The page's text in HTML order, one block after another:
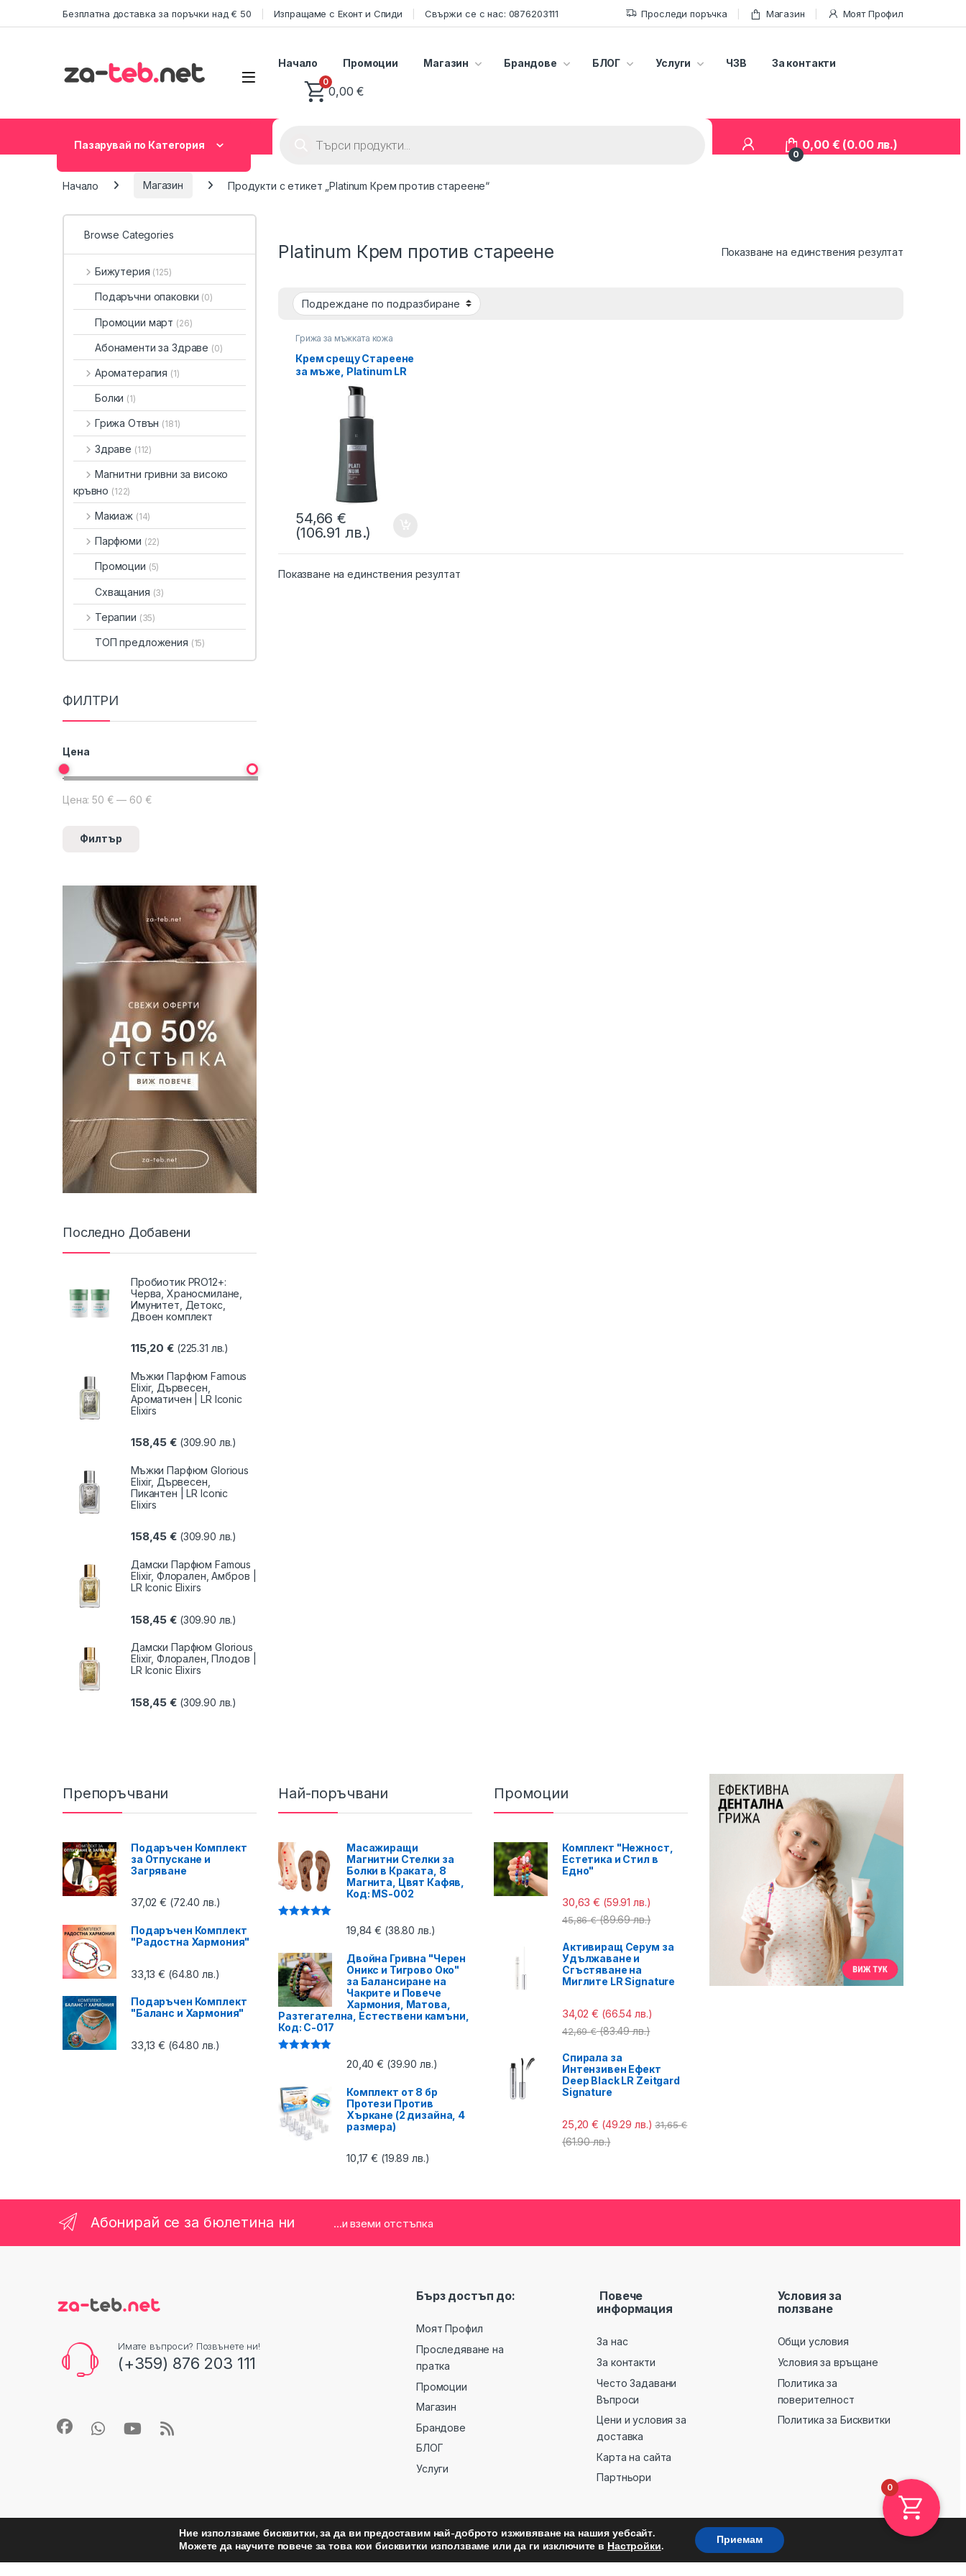
Безплатна доставка за поръчки над € 50 Изпращаме с Еконт и Спиди Свържи се с нас: 0876203111 Проследи поръчка Магазин Моят Профил
Начало Промоции Магазин Брандове БЛОГ Услуги ЧЗВ За контакти
0
0,00€
Пазарувай по Категория
0
0,00 € (0.00 лв.)
Начало Магазин Продукти с етикет „Platinum Крем против стареене“
Platinum Крем против стареене Показване на единствения резултат
Грижа за мъжката кожа
Крем срещу Стареене
за мъже, Platinum LR
ZEITGARD
54,66€
(106.91 лв.)
Показване на единствения резултат
Browse Categories
Бижутерия (125)
Подаръчни опаковки (0)
Промоции март (26)
Абонаменти за Здраве (0)
Ароматерапия (1)
Болки (1)
Грижа Отвън (181)
Здраве (112)
Магнитни гривни за високо
кръвно (122)
Макиаж (14)
Парфюми (22)
Промоции (5)
Схващания (3)
Терапии (35)
ТОП предложения (15)
ФИЛТРИ
Цена
Минимална цена
Максимална цена
Филтър
Цена:50 € — 60 €
Последно Добавени
Пробиотик PRO12+:
Черва, Храносмилане,
Имунитет, Детокс,
Двоен комплект
115,20€ (225.31 лв.)
Мъжки Парфюм Famous
Elixir, Дървесен,
Ароматичен | LR Iconic
Elixirs
158,45€ (309.90 лв.)
Мъжки Парфюм Glorious
Elixir, Дървесен,
Пикантен | LR Iconic
Elixirs
158,45€ (309.90 лв.)
Дамски Парфюм Famous
Elixir, Флорален, Амбров |
LR Iconic Elixirs
158,45€ (309.90 лв.)
Дамски Парфюм Glorious
Elixir, Флорален, Плодов |
LR Iconic Elixirs
158,45€ (309.90 лв.)
Препоръчвани
Подаръчен Комплект
за Отпускане и
Загряване
37,02€ (72.40 лв.)
Подаръчен Комплект
"Радостна Хармония"
33,13€ (64.80 лв.)
Подаръчен Комплект
"Баланс и Хармония"
33,13€ (64.80 лв.)
Най-поръчвани
Масажиращи
Магнитни Стелки за
Болки в Краката, 8
Магнита, Цвят Кафяв,
Код: MS-002
19,84€ (38.80 лв.)
Двойна Гривна "Черен
Оникс и Тигрово Око"
за Балансиране на
Чакрите и Повече
Хармония, Матова,
Разтегателна, Естествени камъни,
Код: C-017
20,40€ (39.90 лв.)
Комплект от 8 бр
Протези Против
Хъркане (2 дизайна, 4
размера)
10,17€ (19.89 лв.)
Промоции
Комплект "Нежност,
Естетика и Стил в
Едно"
30,63€ (59.91 лв.)
45,86€ (89.69 лв.)
Активиращ Серум за
Удължаване и
Сгъстяване на
Миглите LR Signature
34,02€ (66.54 лв.)
42,69€ (83.49 лв.)
Спирала за
Интензивен Ефект
Deep Black LR Zeitgard
Signature
25,20€ (49.29 лв.) 31,65€
(61.90 лв.)
Абонирай се за бюлетина ни ...и вземи отстъпка
Имате въпроси? Позвънете ни!
(+359) 876 203 111
Бърз достъп до:
Моят Профил
Проследяване на
пратка
Промоции
Магазин
Брандове
БЛОГ
Услуги
Повече
информация
За нас
За контакти
Често Задавани
Въпроси
Цени и условия за
доставка
Карта на сайта
Партньори
Условия за
ползване
Общи условия
Условия за връщане
Политика за
поверителност
Политика за Бисквитки
- All Rights Reserved
Ние използваме бисквитки, за да ви предоставим най-доброто изживяване на нашия уебсайт.
Можете да научите повече за това кои бисквитки използваме или да ги изключите в Настройки. Приемам
0